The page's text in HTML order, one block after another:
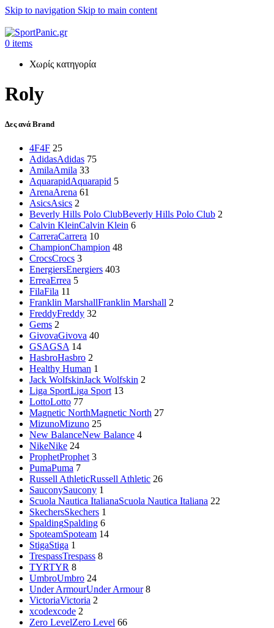
Skip to navigation Skip to main content
0 items
Χωρίς κατηγορία
Roly
Δες ανά Brand
4F4F 25
AdidasAdidas 75
AmilaAmila 33
AquarapidAquarapid 5
ArenaArena 61
AsicsAsics 2
Beverly Hills Polo ClubBeverly Hills Polo Club 2
Calvin KleinCalvin Klein 6
CarreraCarrera 10
ChampionChampion 48
CrocsCrocs 3
EnergiersEnergiers 403
ErreaErrea 5
FilaFila 11
Franklin MarshallFranklin Marshall 2
FreddyFreddy 32
Gems 2
GivovaGivova 40
GSAGSA 14
HasbroHasbro 2
Healthy Human 1
Jack WolfskinJack Wolfskin 2
Liga SportLiga Sport 13
LottoLotto 77
Magnetic NorthMagnetic North 27
MizunoMizuno 25
New BalanceNew Balance 4
NikeNike 24
ProphetProphet 3
PumaPuma 7
Russell AthleticRussell Athletic 26
SauconySaucony 1
Scuola Nautica ItalianaScuola Nautica Italiana 22
SkechersSkechers 1
SpaldingSpalding 6
SpoteamSpoteam 14
StigaStiga 1
TrespassTrespass 8
TYRTYR 8
UmbroUmbro 24
Under ArmourUnder Armour 8
VictoriaVictoria 2
xcodexcode 2
Zero LevelZero Level 66